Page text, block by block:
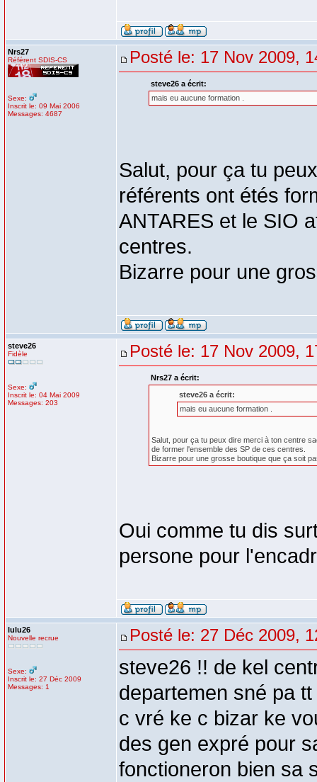
Nrs27
Référent SDIS-CS
Sexe:
Inscrit le: 09 Mai 2006
Messages: 4687
Posté le: 17 Nov 2009,
steve26 a écrit:
mais eu aucune formation .
Salut, pour ça tu
référents ont étés
ANTARES et le SIO
centres.
Bizarre pour une
steve26
Fidèle
Sexe:
Inscrit le: 04 Mai 2009
Messages: 203
Posté le: 17 Nov 2009,
Nrs27 a écrit:
steve26 a écrit:
mais eu aucune formation .
Salut, pour ça tu peux dire merci à ton centre
de former l'ensemble des SP de ces centres.
Bizarre pour une grosse boutique que ça soit
Oui comme tu dis
persone pour
lulu26
Nouvelle recrue
Sexe:
Inscrit le: 27 Déc 2009
Messages: 1
Posté le: 27 Déc 2009,
steve26 !! de kel
departemen sné pa
c vré ke c bizar ke
des gen expré pour
fonctioneron bien sa